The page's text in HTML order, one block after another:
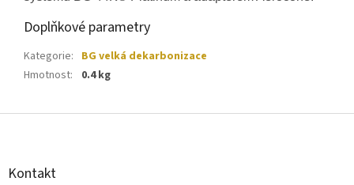
Doplňkové parametry
Kategorie: BG velká dekarbonizace
Hmotnost: 0.4 kg
Z
Kontakt